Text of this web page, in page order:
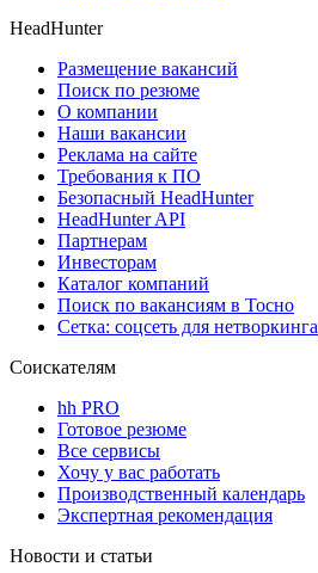
HeadHunter
Размещение вакансий
Поиск по резюме
О компании
Наши вакансии
Реклама на сайте
Требования к ПО
Безопасный HeadHunter
HeadHunter API
Партнерам
Инвесторам
Каталог компаний
Поиск по вакансиям в Тосно
Сетка: соцсеть для нетворкинга
Соискателям
hh PRO
Готовое резюме
Все сервисы
Хочу у вас работать
Производственный календарь
Экспертная рекомендация
Новости и статьи